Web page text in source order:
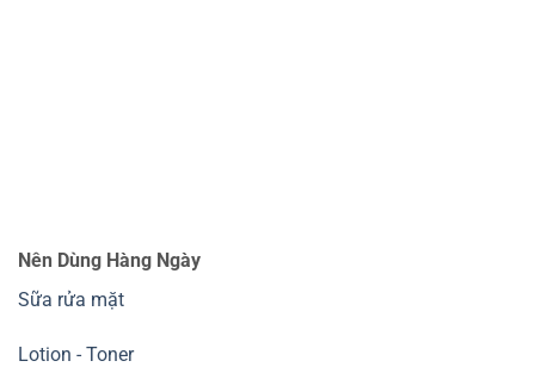
Nên Dùng Hàng Ngày
Sữa rửa mặt
Lotion - Toner